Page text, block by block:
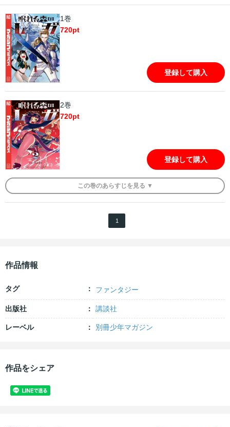
1巻
720pt
登録して購入
2巻
720pt
登録して購入
この巻のあらすじを 見る ▼
1
作品情報
タグ ファンタジー
出版社 講談社
レーベル 別冊少年マガジン
作品をシェア